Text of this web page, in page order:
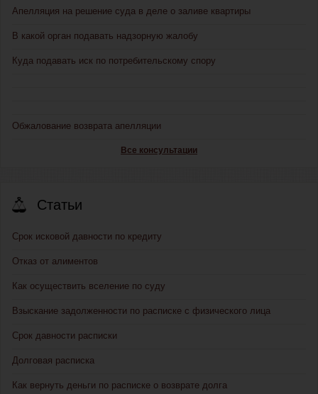
Апелляция на решение суда в деле о заливе квартиры
В какой орган подавать надзорную жалобу
Куда подавать иск по потребительскому спору
Обжалование возврата апелляции
Все консультации
Статьи
Срок исковой давности по кредиту
Отказ от алиментов
Как осуществить вселение по суду
Взыскание задолженности по расписке с физического лица
Срок давности расписки
Долговая расписка
Как вернуть деньги по расписке о возврате долга